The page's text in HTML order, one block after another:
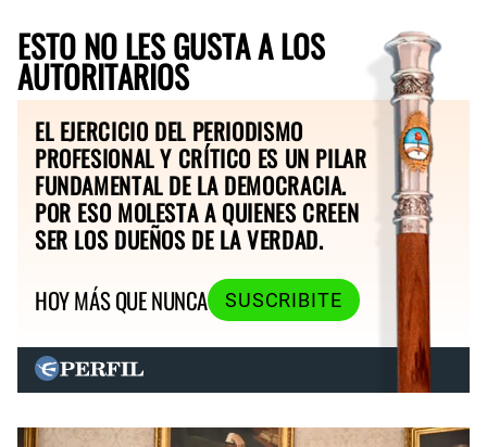
ESTO NO LES GUSTA A LOS
AUTORITARIOS
EL EJERCICIO DEL PERIODISMO
PROFESIONAL Y CRÍTICO ES UN PILAR
FUNDAMENTAL DE LA DEMOCRACIA.
POR ESO MOLESTA A QUIENES CREEN
SER LOS DUEÑOS DE LA VERDAD.
HOY MÁS QUE NUNCA
SUSCRIBITE